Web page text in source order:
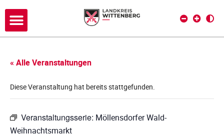
« Alle Veranstaltungen
Diese Veranstaltung hat bereits stattgefunden.
Veranstaltungsserie: Möllensdorfer Wald-
Weihnachtsmarkt